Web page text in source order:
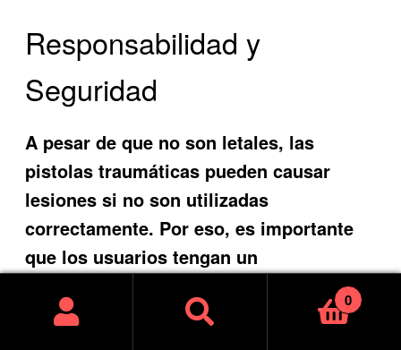
Responsabilidad y
Seguridad
A pesar de que no son letales, las
pistolas traumáticas pueden causar
lesiones si no son utilizadas
correctamente. Por eso, es importante
que los usuarios tengan un
conocimiento adecuado sobre su uso y
manejo seguro. La capacitación y el
0